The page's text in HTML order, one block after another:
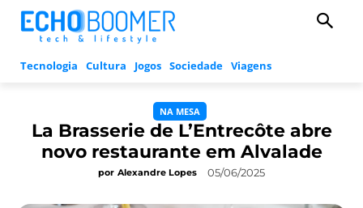
Tecnologia Cultura Jogos Sociedade Viagens
NA MESA
La Brasserie de L’Entrecôte abre
novo restaurante em Alvalade
por Alexandre Lopes 05/06/2025